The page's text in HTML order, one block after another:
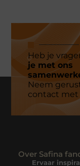
Heb je
je met ons
Neem
contact met
Over Safina
Ervaar